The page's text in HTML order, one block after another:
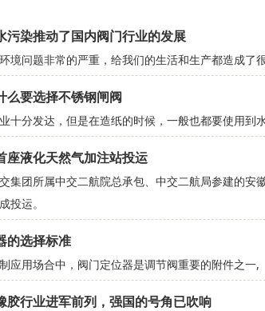
污染推动了国内阀门行业的发展
境问题非常的严重，给我们的生活和生产都造成了
么要选择不锈钢闸阀
十分发达，但是在造纸的时候，一般也都要使用到
座液化天然气加注站投运
集团所属中交二航院总承包、中交二航局参建的
投运。
的选择标准
应用场合中，阀门定位器是调节阀重要的附件之一,
胶行业进军前列，强国的号角已吹响